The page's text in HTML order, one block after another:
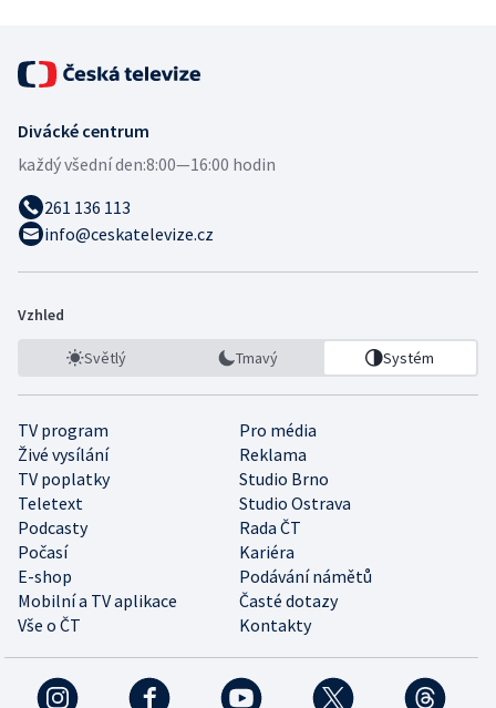
Divácké centrum
každý všední den:8:00—16:00 hodin
261 136 113
info@ceskatelevize.cz
Vzhled
Světlý Tmavý Systém
TV program
Pro média
Živé vysílání
Reklama
TV poplatky
Studio Brno
Teletext
Studio Ostrava
Podcasty
Rada ČT
Počasí
Kariéra
E-shop
Podávání námětů
Mobilní a TV aplikace
Časté dotazy
Vše o ČT
Kontakty